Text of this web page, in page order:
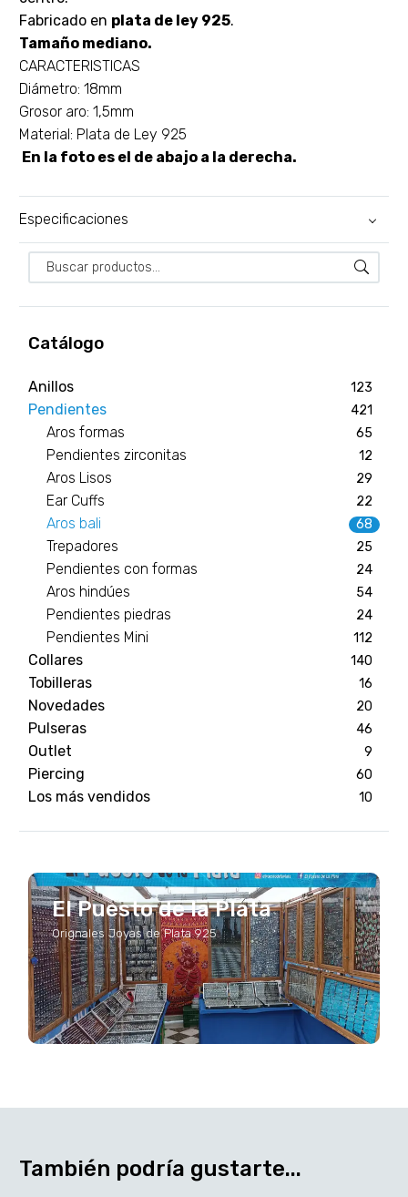
Catálogo
Anillos 123
Pendientes 421
Aros formas 65
Pendientes zirconitas 12
Aros Lisos 29
Ear Cuffs 22
Aros bali 68
Trepadores 25
Pendientes con formas 24
Aros hindúes 54
Pendientes piedras 24
Pendientes Mini 112
Collares 140
Tobilleras 16
Novedades 20
Pulseras 46
Outlet 9
Piercing 60
Los más vendidos 10
El Puesto de la Plata
Orignales Joyas de Plata 925
Fabricado en plata de ley 925.
Tamaño mediano.
CARACTERISTICAS
Diámetro: 18mm
Grosor aro: 1,5mm
Material: Plata de Ley 925
En la foto es el de abajo a la derecha.
Especificaciones
También podría gustarte...